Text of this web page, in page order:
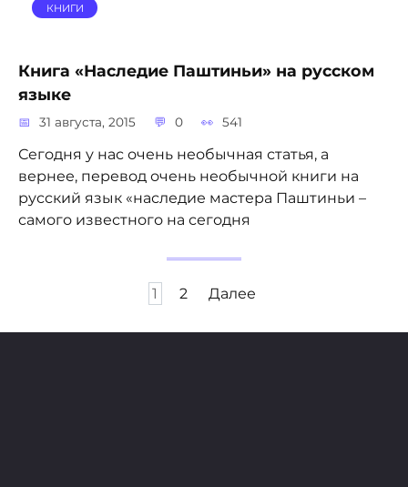
КНИГИ
Книга «Наследие Паштиньи» на русском
языке
31 августа, 2015 0 541
Сегодня у нас очень необычная статья, а
вернее, перевод очень необычной книги на
русский язык «наследие мастера Паштиньи –
самого известного на сегодня
1 2 Далее